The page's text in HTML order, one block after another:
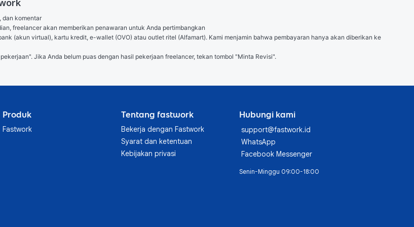
dan komentar
freelancer akan memberikan penawaran untuk Anda pertimbangkan
(akun virtual), kartu kredit, e-wallet (OVO) atau outlet ritel (Alfamart). Kami menjamin bahwa pembayaran hanya akan diberikan ke
Jika Anda belum puas dengan hasil pekerjaan freelancer, tekan tombol "Minta Revisi".
Produk
Fastwork
Tentang fastwork
Bekerja dengan Fastwork
Syarat dan ketentuan
Kebijakan privasi
Hubungi kami
support@fastwork.id
WhatsApp
Facebook Messenger
Senin-Minggu 09:00-18:00